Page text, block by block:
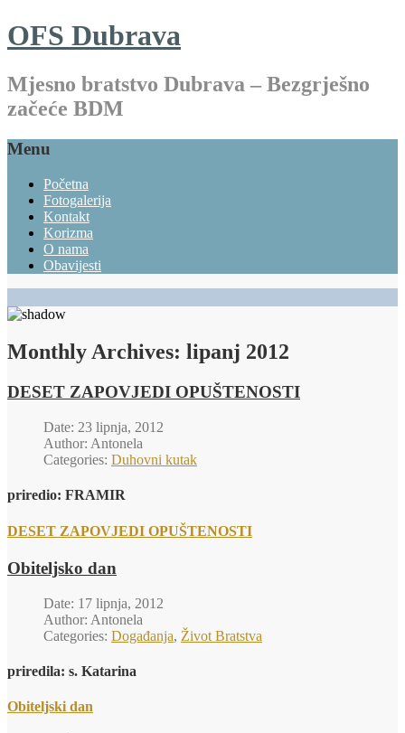
OFS Dubrava
Mjesno bratstvo Dubrava – Bezgrješno
začeće BDM
Menu
Početna
Fotogalerija
Kontakt
Korizma
O nama
Obavijesti
Monthly Archives: lipanj 2012
DESET ZAPOVJEDI OPUŠTENOSTI
Date: 23 lipnja, 2012
Author: Antonela
Categories: Duhovni kutak
priredio: FRAMIR
DESET ZAPOVJEDI OPUŠTENOSTI
Obiteljsko dan
Date: 17 lipnja, 2012
Author: Antonela
Categories: Događanja, Život Bratstva
priredila: s. Katarina
Obiteljski dan